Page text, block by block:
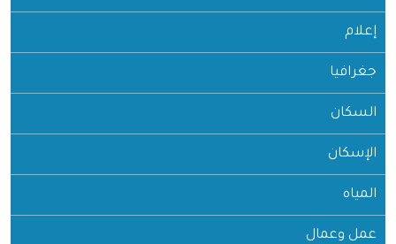
إعلام
جغرافيا
السكان
الإسكان
المياه
عمل وعمال